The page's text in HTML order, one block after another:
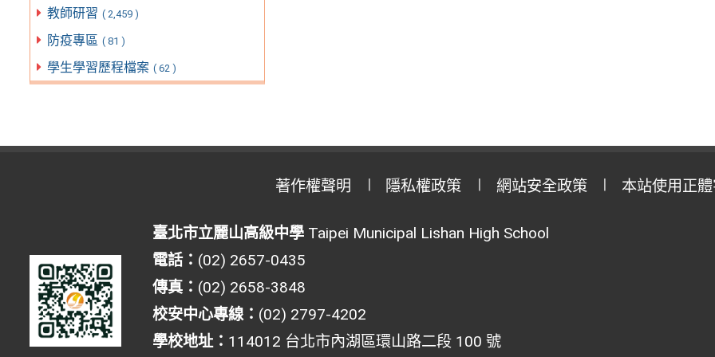
教師研習 ( 2,459 )
防疫專區 ( 81 )
學生學習歷程檔案 ( 62 )
著作權聲明 隱私權政策 網站安全政策 本站使用正
臺北市立麗山高級中學Taipei Municipal Lishan High School
電話： (02) 2657-0435
傳真： (02) 2658-3848
校安中心專線： (02) 2797-4202
學校地址： 114012 台北市內湖區環山路二段 100 號